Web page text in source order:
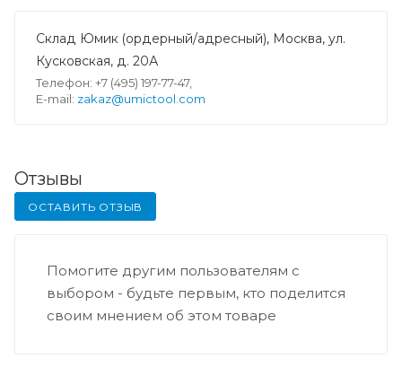
Склад Юмик (ордерный/адресный), Москва, ул.
Кусковская, д. 20А
Телефон: +7 (495) 197-77-47,
E-mail: zakaz@umictool.com
Отзывы
ОСТАВИТЬ ОТЗЫВ
Помогите другим пользователям с
выбором - будьте первым, кто поделится
своим мнением об этом товаре